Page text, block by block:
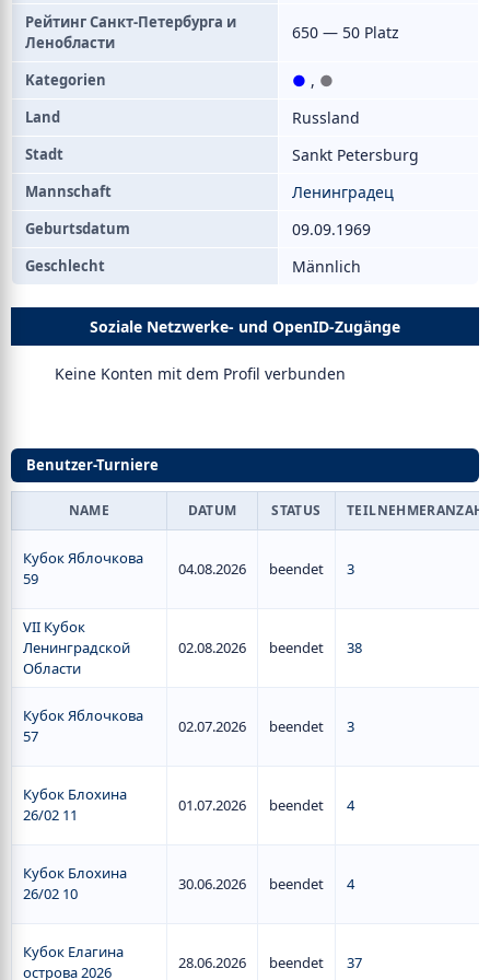
Рейтинг Санкт-Петербурга и
Ленобласти
650 — 50 Platz
Kategorien ● , ●
Land Russland
Stadt Sankt Petersburg
Mannschaft Ленинградец
Geburtsdatum 09.09.1969
Geschlecht Männlich
Soziale Netzwerke- und OpenID-Zugänge
Keine Konten mit dem Profil verbunden
Benutzer-Turniere
NAME DATUM STATUS
Кубок Яблочкова
59
04.08.2026 beendet 3
VII Кубок
Ленинградской
Области
02.08.2026 beendet 38
Кубок Яблочкова
57
02.07.2026 beendet 3
Кубок Блохина
26/02 11
01.07.2026 beendet 4
Кубок Блохина
26/02 10
30.06.2026 beendet 4
Кубок Елагина
острова 2026
28.06.2026 beendet 37